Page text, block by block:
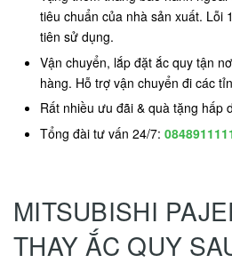
tiêu chuẩn của nhà sản xuất. Lỗi
tiên sử dụng.
Vận chuyển, lắp đặt ắc quy tận
hàng. Hỗ trợ vận chuyển đi các
Rất nhiều ưu đãi & quà tặng hấp
Tổng đài tư vấn 24/7:
MITSUBISHI
THAY ẮC QUY